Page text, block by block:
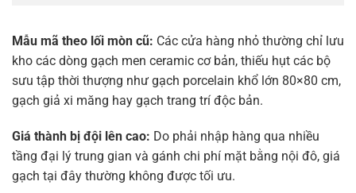
Mẫu mã theo lối mòn cũ: Các cửa hàng nhỏ thường chỉ lưu
kho các dòng gạch men ceramic cơ bản, thiếu hụt các bộ
sưu tập thời thượng như gạch porcelain khổ lớn 80×80 cm,
gạch giả xi măng hay gạch trang trí độc bản.
Giá thành bị đội lên cao: Do phải nhập hàng qua nhiều
tầng đại lý trung gian và gánh chi phí mặt bằng nội đô, giá
gạch tại đây thường không được tối ưu.